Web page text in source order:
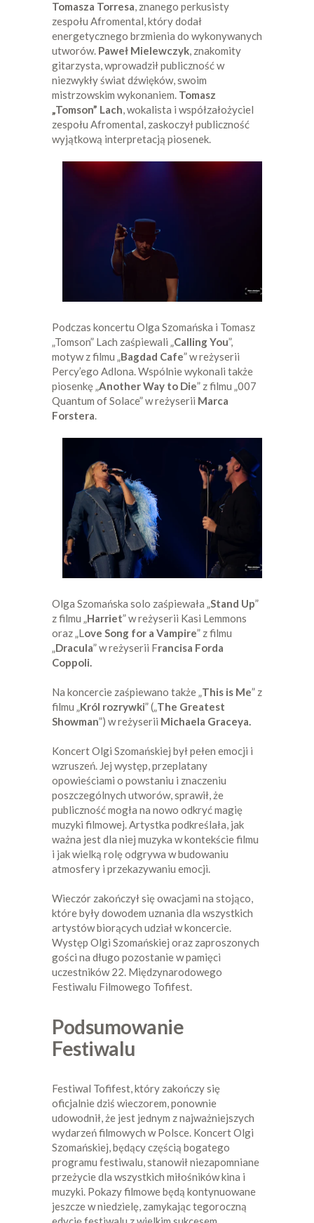
Tomasza Torresa, znanego perkusisty
zespołu Afromental, który dodał
energetycznego brzmienia do wykonywanych
utworów. Paweł Mielewczyk, znakomity
gitarzysta, wprowadził publiczność w
niezwykły świat dźwięków, swoim
mistrzowskim wykonaniem. Tomasz
„Tomson” Lach, wokalista i współzałożyciel
zespołu Afromental, zaskoczył publiczność
wyjątkową interpretacją piosenek.
Podczas koncertu Olga Szomańska i Tomasz
„Tomson” Lach zaśpiewali „Calling You”,
motyw z filmu „Bagdad Cafe” w reżyserii
Percy’ego Adlona. Wspólnie wykonali także
piosenkę „Another Way to Die” z filmu „007
Quantum of Solace” w reżyserii Marca
Forstera.
Olga Szomańska solo zaśpiewała „Stand Up”
z filmu „Harriet” w reżyserii Kasi Lemmons
oraz „Love Song for a Vampire” z filmu
„Dracula” w reżyserii Francisa Forda
Coppoli.
Na koncercie zaśpiewano także „This is Me” z
filmu „Król rozrywki” („The Greatest
Showman”) w reżyserii Michaela Graceya.
Koncert Olgi Szomańskiej był pełen emocji i
wzruszeń. Jej występ, przeplatany
opowieściami o powstaniu i znaczeniu
poszczególnych utworów, sprawił, że
publiczność mogła na nowo odkryć magię
muzyki filmowej. Artystka podkreślała, jak
ważna jest dla niej muzyka w kontekście filmu
i jak wielką rolę odgrywa w budowaniu
atmosfery i przekazywaniu emocji.
Wieczór zakończył się owacjami na stojąco,
które były dowodem uznania dla wszystkich
artystów biorących udział w koncercie.
Występ Olgi Szomańskiej oraz zaproszonych
gości na długo pozostanie w pamięci
uczestników 22. Międzynarodowego
Festiwalu Filmowego Tofifest.
Podsumowanie
Festiwalu
Festiwal Tofifest, który zakończy się
oficjalnie dziś wieczorem, ponownie
udowodnił, że jest jednym z najważniejszych
wydarzeń filmowych w Polsce. Koncert Olgi
Szomańskiej, będący częścią bogatego
programu festiwalu, stanowił niezapomniane
przeżycie dla wszystkich miłośników kina i
muzyki. Pokazy filmowe będą kontynuowane
jeszcze w niedzielę, zamykając tegoroczną